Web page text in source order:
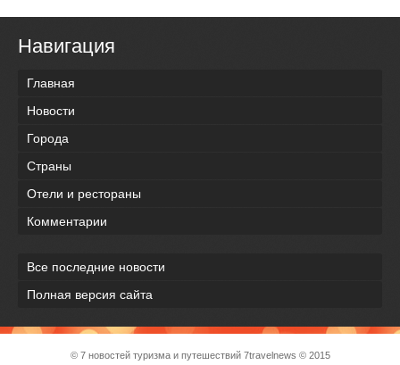
Навигация
Главная
Новости
Города
Страны
Отели и рестораны
Комментарии
Все последние новости
Полная версия сайта
© 7 новостей туризма и путешествий 7travelnews © 2015